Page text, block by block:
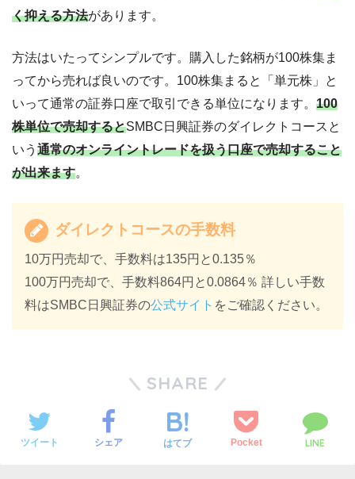
く抑える方法があります。
方法はいたってシンプルです。購入した銘柄が100株集ま
ってから売れば良いのです。100株集まると「単元株」と
いって通常の証券口座で取引できる単位になります。 100
株単位で売却するとSMBC日興証券のダイレクトコースと
いう 通常のオンライントレードを扱う口座で売却すること
が出来ます。
ダイレクトコースの手数料
10万円売却で、手数料は135円と0.135％
100万円売却で、手数料864円と0.0864％ 詳しい手数
料はSMBC日興証券の公式サイト をご確認ください。
SHARE
ツイート シェア はてブ Pocket LINE